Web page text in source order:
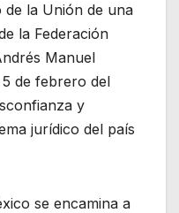
de la Unión de una
la Federación
Manuel
de febrero del
y
jurídico del país
se encamina a